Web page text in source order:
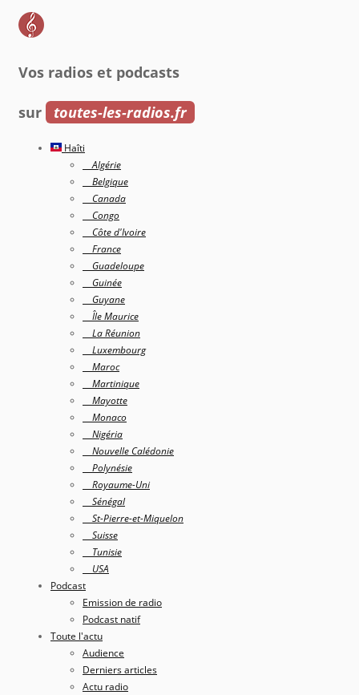
Vos radios et podcasts
sur toutes-les-radios.fr
Haîti
Algérie
Belgique
Canada
Congo
Côte d'Ivoire
France
Guadeloupe
Guinée
Guyane
Île Maurice
La Réunion
Luxembourg
Maroc
Martinique
Mayotte
Monaco
Nigéria
Nouvelle Calédonie
Polynésie
Royaume-Uni
Sénégal
St-Pierre-et-Miquelon
Suisse
Tunisie
USA
Podcast
Emission de radio
Podcast natif
Toute l'actu
Audience
Derniers articles
Actu radio